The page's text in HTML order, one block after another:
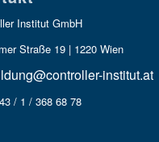
Institut GmbH
Straße 19 | 1220 Wien
institut.at
/ 1 / 368 68 78